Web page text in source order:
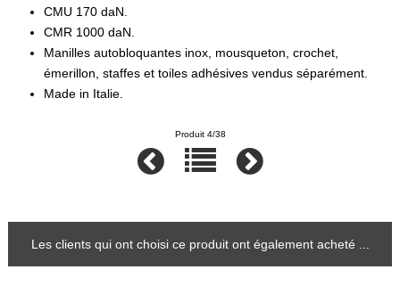
CMU 170 daN.
CMR 1000 daN.
Manilles autobloquantes inox, mousqueton, crochet,
émerillon, staffes et toiles adhésives vendus séparément.
Made in Italie.
Produit 4/38
Les clients qui ont choisi ce produit ont également acheté ...